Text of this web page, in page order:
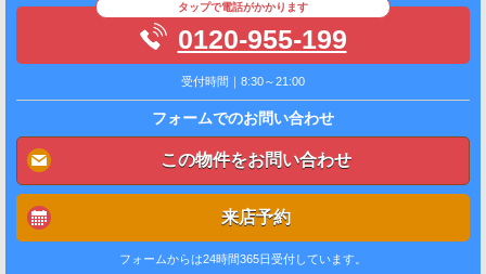
タップで電話がかかります
0120-955-199
受付時間｜8:30～21:00
フォームでのお問い合わせ
この物件をお問い合わせ
来店予約
フォームからは24時間365日受付しています。